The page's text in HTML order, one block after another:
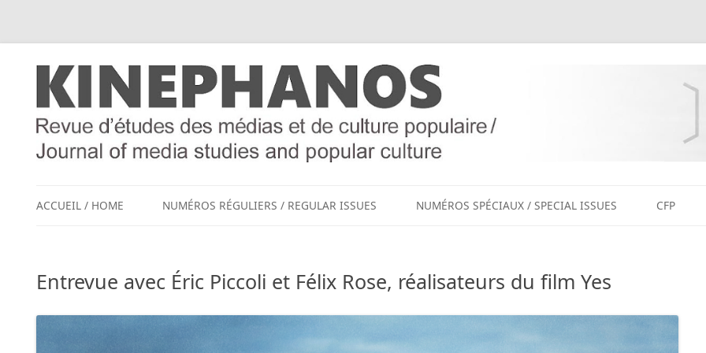
au
ACCUEIL / HOME NUMÉROS RÉGULIERS / REGULAR ISSUES NUMÉROS SPÉCIAUX / SPECIAL ISSUES CFP
Entrevue avec Éric Piccoli et Félix Rose, réalisateurs du film Yes